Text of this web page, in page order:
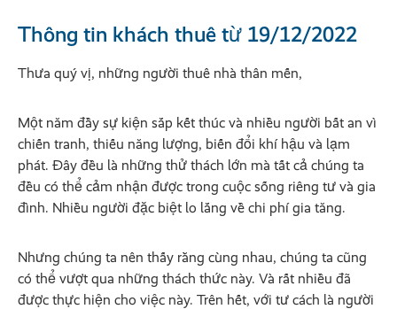
Thông tin khách thuê từ 19/12/2022
Thưa quý vị, những người thuê nhà thân mến,
Một năm đầy sự kiện sắp kết thúc và nhiều người bất an vì
chiến tranh, thiếu năng lượng, biến đổi khí hậu và lạm
phát. Đây đều là những thử thách lớn mà tất cả chúng ta
đều có thể cảm nhận được trong cuộc sống riêng tư và gia
đình. Nhiều người đặc biệt lo lắng về chi phí gia tăng.
Nhưng chúng ta nên thấy rằng cùng nhau, chúng ta cũng
có thể vượt qua những thách thức này. Và rất nhiều đã
được thực hiện cho việc này. Trên hết, với tư cách là người